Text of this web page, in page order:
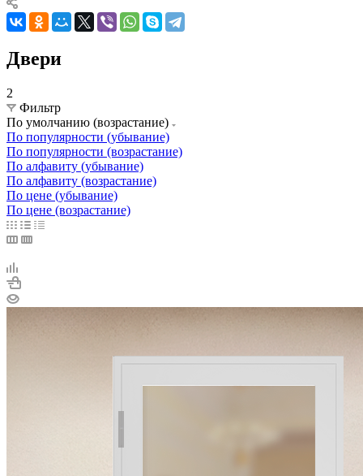
Двери
2
Фильтр
По умолчанию (возрастание)
По популярности (убывание)
По популярности (возрастание)
По алфавиту (убывание)
По алфавиту (возрастание)
По цене (убывание)
По цене (возрастание)